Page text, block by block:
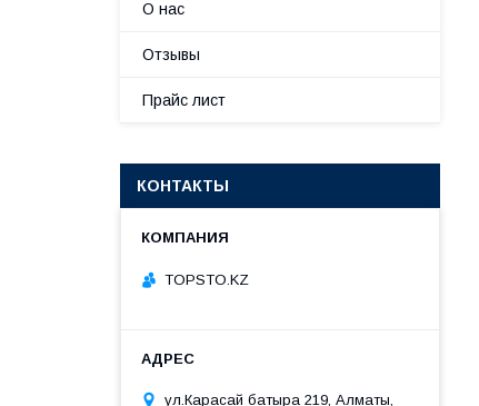
О нас
Отзывы
Прайс лист
КОНТАКТЫ
TOPSTO.KZ
ул.Карасай батыра 219, Алматы,